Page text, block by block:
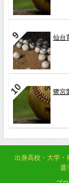
仙台
鷺宮
出身高校・大学・
選